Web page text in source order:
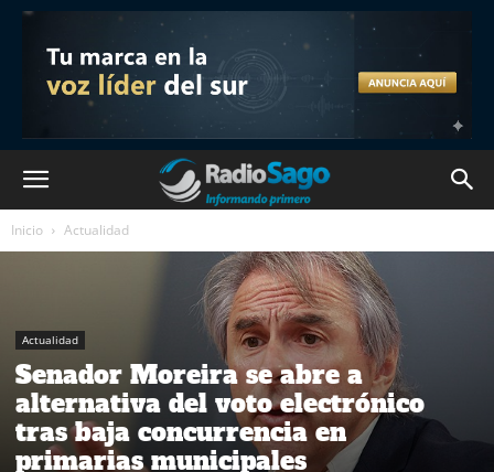
Inicio Actualidad
Actualidad
Senador Moreira se abre a
alternativa del voto electrónico
tras baja concurrencia en
primarias municipales